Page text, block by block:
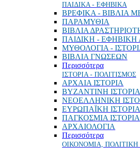
ΠΑΙΔΙΚΑ - ΕΦΗΒΙΚΑ
ΒΡΕΦΙΚΑ - ΒΙΒΛΙΑ
ΠΑΡΑΜΥΘΙΑ
ΒΙΒΛΙΑ
ΠΑΙΔΙΚΗ -
ΜΥΘΟΛΟΓΙΑ -
ΒΙΒΛΙΑ ΓΝΩΣΕΩΝ
Περισσότερα
ΙΣΤΟΡΙΑ - ΠΟΛΙΤΙΣΜΟΣ
ΑΡΧΑΙΑ ΙΣΤΟΡΙΑ
ΒΥΖΑΝΤΙΝΗ ΙΣΤΟΡΙΑ
ΝΕΟΕΛΛΗΝΙΚΗ
ΕΥΡΩΠΑΪΚΗ ΙΣΤΟΡΙΑ
ΠΑΓΚΟΣΜΙΑ ΙΣΤΟΡΙΑ
ΑΡΧΑΙΟΛΟΓΙΑ
Περισσότερα
ΟΙΚΟΝΟΜΙΑ, ΠΟΛΙΤΙΚΗ